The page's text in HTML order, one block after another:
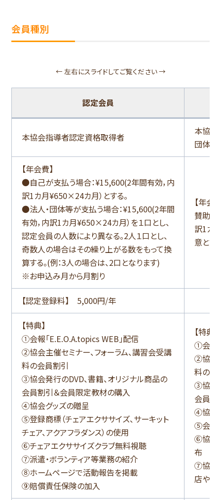
会員種別
← 左右にスライドしてご覧ください →
認定会員
本協会指導者認定資格取得者
本協会
団体
【年会費】
●自己が支払う場合：¥15,600(2年間有効，内
訳1カ月¥650×24カ月）とする。
●法人・団体等が支払う場合：¥15,600(2年間
有効，内訳1カ月¥650×24カ月）を１口とし、
認定会員の人数により異なる。2人１口とし、
奇数人の場合はその繰り上がる数をもって換
算する。(例：3人の場合は、2口となります)
※お申込み月から月割り
【年会
賛助会
訳1カ
意とす
【認定登録料】 5,000円/年
【特典】
①会報「E.E.O.A.topics WEB」配信
②協会主催セミナー、フォーラム、講習会受講
料の会員割引
③協会発行のDVD、書籍、オリジナル商品の
会員割引＆会員限定教材の購入
④協会グッズの贈呈
⑤登録商標（チェアエクササイズ、サーキット
チェア、アクアフラダンス）の使用
⑥チェアエクササイズクラブ無料視聴
⑦派遣・ボランティア等業務の紹介
⑧ホームページで活動報告を掲載
⑨賠償責任保険の加入
【特典】
①会報
②協会
料の会
③協会
会員割
④協会
⑤会報
⑥協会
布
⑦協会
店や広